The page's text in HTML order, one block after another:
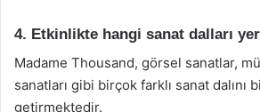
4. Etkinlikte hangi sanat dalları
Madame Thousand, görsel sanatlar,
sanatları gibi birçok farklı sanat dalını
getirmektedir.